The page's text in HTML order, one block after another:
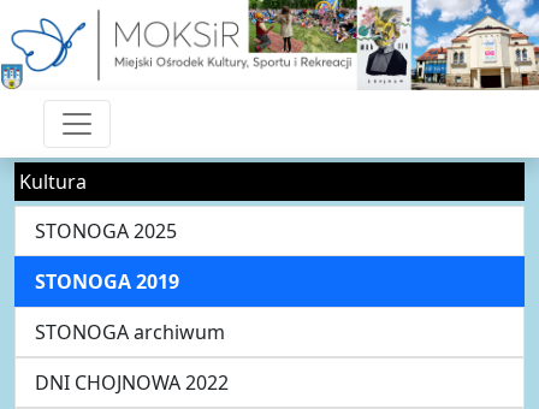
Kultura
STONOGA 2025
STONOGA 2019
STONOGA archiwum
DNI CHOJNOWA 2022